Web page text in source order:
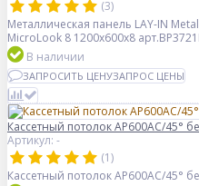
(3)
Металлическая панель LAY-IN
MicroLook 8 1200x600x8
В наличии
ЗАПРОСИТЬ ЦЕНУЗАПРОС ЦЕНЫ
Кассетный потолок AP600АС/45°
Артикул: -
(1)
Кассетный потолок AP600АС/45°